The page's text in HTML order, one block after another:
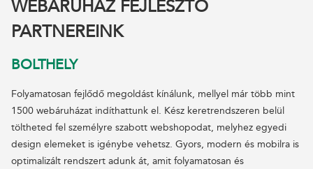
WEBÁRUHÁZ FEJLESZTŐ
PARTNEREINK
BOLTHELY
Folyamatosan fejlődő megoldást kínálunk, mellyel már több mint
1500 webáruházat indíthattunk el. Kész keretrendszeren belül
töltheted fel személyre szabott webshopodat, melyhez egyedi
design elemeket is igénybe vehetsz. Gyors, modern és mobilra is
optimalizált rendszert adunk át, amit folyamatosan és